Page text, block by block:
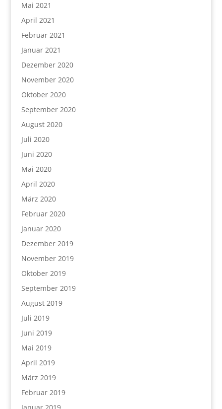
Mai 2021
April 2021
Februar 2021
Januar 2021
Dezember 2020
November 2020
Oktober 2020
September 2020
August 2020
Juli 2020
Juni 2020
Mai 2020
April 2020
März 2020
Februar 2020
Januar 2020
Dezember 2019
November 2019
Oktober 2019
September 2019
August 2019
Juli 2019
Juni 2019
Mai 2019
April 2019
März 2019
Februar 2019